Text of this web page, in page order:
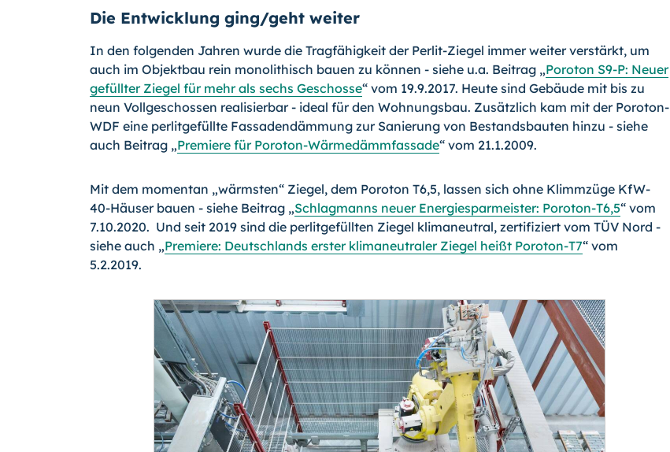
Die Entwicklung ging/geht weiter
In den folgenden Jahren wurde die Tragfähigkeit der Perlit-Ziegel immer weiter verstärkt, um
auch im Objektbau rein monolithisch bauen zu können - siehe u.a. Beitrag „Poroton S9-P: Neuer
gefüllter Ziegel für mehr als sechs Geschosse“ vom 19.9.2017. Heute sind Gebäude mit bis zu
neun Vollgeschossen realisierbar - ideal für den Wohnungsbau. Zusätzlich kam mit der Poroton-
WDF eine perlitgefüllte Fassadendämmung zur Sanierung von Bestandsbauten hinzu - siehe
auch Beitrag „Premiere für Poroton-Wärmedämmfassade“ vom 21.1.2009.
Mit dem momentan „wärmsten“ Ziegel, dem Poroton T6,5, lassen sich ohne Klimmzüge KfW-
40-Häuser bauen - siehe Beitrag „Schlagmanns neuer Energiesparmeister: Poro­ton-T6,5“ vom
7.10.2020. Und seit 2019 sind die perlitgefüllten Ziegel klimaneutral, zertifiziert vom TÜV Nord -
siehe auch „Premiere: Deutschlands erster klimaneutraler Ziegel heißt Poroton-T7“ vom
5.2.2019.